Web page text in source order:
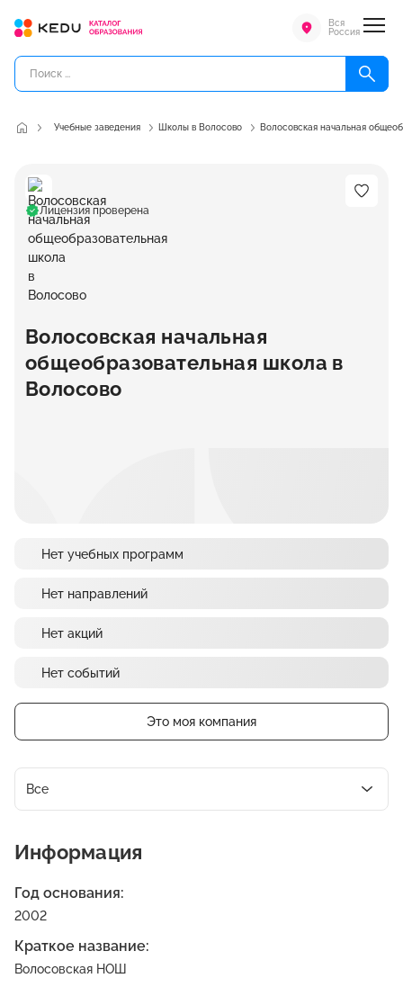
Вся
Россия
Учебные заведения Школы в Волосово Волосовская начальная
Лицензия проверена
Волосовская начальная
общеобразовательная школа в
Волосово
Нет учебных программ
Нет направлений
Нет акций
Нет событий
Это моя компания
Все
Информация
Год основания:
2002
Краткое название:
Волосовская НОШ